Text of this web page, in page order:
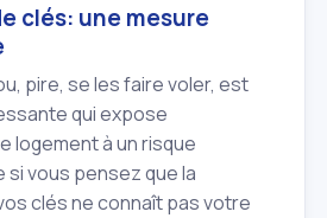
clés: une mesure
pire, se les faire voler, est
qui expose
logement à un risque
si vous pensez que la
clés ne connaît pas votre